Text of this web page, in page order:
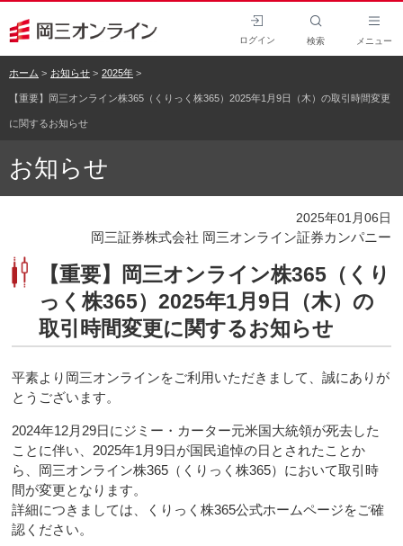
ログイン 検索 メニュー
ホーム お知らせ 2025年
【重要】岡三オンライン株365（くりっく株365）2025年1月9日（木）の取引時間変更
に関するお知らせ
お知らせ
2025年01月06日
岡三証券株式会社 岡三オンライン証券カンパニー
【重要】岡三オンライン株365（くり
っく株365）2025年1月9日（木）の
取引時間変更に関するお知らせ
平素より岡三オンラインをご利用いただきまして、誠にありが
とうございます。
2024年12月29日にジミー・カーター元米国大統領が死去した
ことに伴い、2025年1月9日が国民追悼の日とされたことか
ら、岡三オンライン株365（くりっく株365）において取引時
間が変更となります。
詳細につきましては、くりっく株365公式ホームページをご確
認ください。